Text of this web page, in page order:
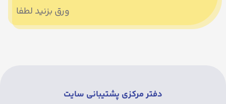
ورق بزنید لطفا
دفتر مرکزی پشتیبانی سایت